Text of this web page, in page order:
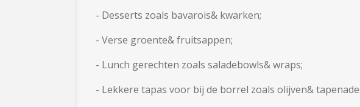
- Desserts zoals bavarois& kwarken;
- Verse groente& fruitsappen;
- Lunch gerechten zoals saladebowls& wraps;
- Lekkere tapas voor bij de borrel zoals olijven&